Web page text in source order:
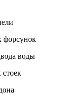
форсунок
воды